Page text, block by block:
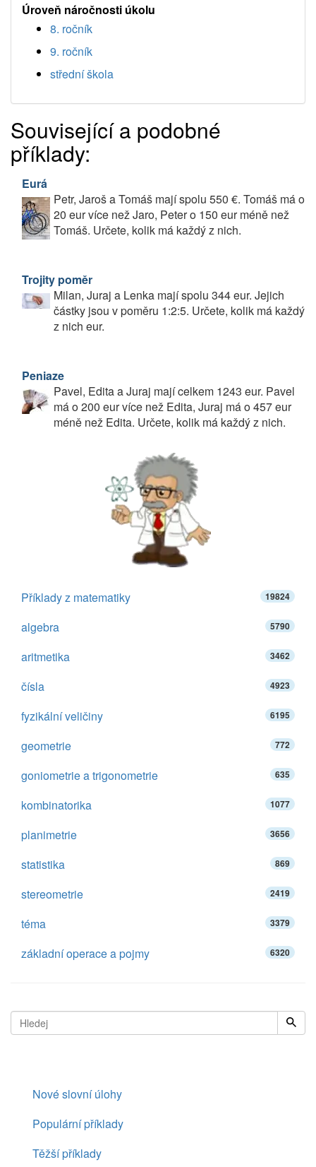
Úroveň náročnosti úkolu
8. ročník
9. ročník
střední škola
Související a podobné
příklady:
Eurá
Petr, Jaroš a Tomáš mají spolu 550 €. Tomáš má o
20 eur více než Jaro, Peter o 150 eur méně než
Tomáš. Určete, kolik má každý z nich.
Trojity poměr
Milan, Juraj a Lenka mají spolu 344 eur. Jejich
částky jsou v poměru 1:2:5. Určete, kolik má každý
z nich eur.
Peniaze
Pavel, Edita a Juraj mají celkem 1243 eur. Pavel
má o 200 eur více než Edita, Juraj má o 457 eur
méně než Edita. Určete, kolik má každý z nich.
Příklady z matematiky 19824
algebra 5790
aritmetika 3462
čísla 4923
fyzikální veličiny 6195
geometrie 772
goniometrie a trigonometrie 635
kombinatorika 1077
planimetrie 3656
statistika 869
stereometrie 2419
téma 3379
základní operace a pojmy 6320
Nové slovní úlohy
Populární příklady
Těžší příklady